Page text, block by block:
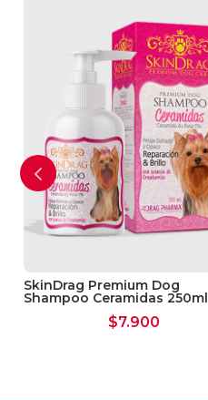
SkinDrag Premium Dog
Shampoo Ceramidas 250ml
$7.900